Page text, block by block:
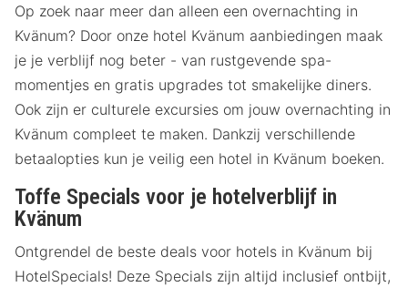
Op zoek naar meer dan alleen een overnachting in
Kvänum? Door onze hotel Kvänum aanbiedingen maak
je je verblijf nog beter - van rustgevende spa-
momentjes en gratis upgrades tot smakelijke diners.
Ook zijn er culturele excursies om jouw overnachting in
Kvänum compleet te maken. Dankzij verschillende
betaalopties kun je veilig een hotel in Kvänum boeken.
Toffe Specials voor je hotelverblijf in
Kvänum
Ontgrendel de beste deals voor hotels in Kvänum bij
HotelSpecials! Deze Specials zijn altijd inclusief ontbijt,